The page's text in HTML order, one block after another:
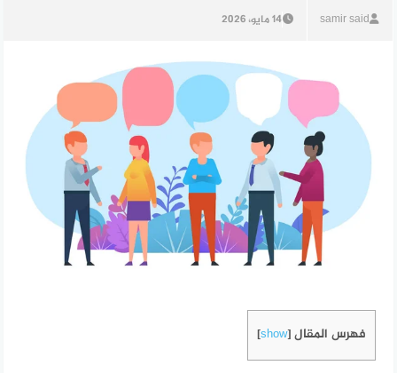
samir said 14 مايو، 2026
فهرس المقال [
show
]